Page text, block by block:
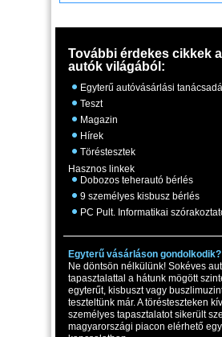
További érdekes cikkek
autók világából:
Egyterű autóvásárlási
Teszt
Magazin
Hírek
Töréstesztek
Hasznos linkek
Dobozos teherautó bérlés
9 személyes kisbusz bérlés
PC Pult. Informatikai
Egyterű vásárláson gondolkodik?
Ne döntsön nélkülünk! Sokéves
tapasztalattal a hátunk mögött
egyterűt, kisbuszt vagy
teszteltünk már. A törésteszteken
személyes tapasztalatot sikerült
magyarországi piacon elérhető